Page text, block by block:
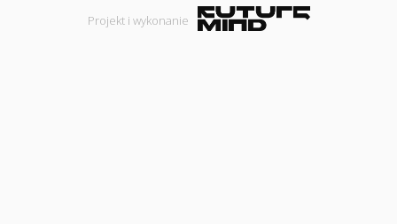
Projekt i wykonanie